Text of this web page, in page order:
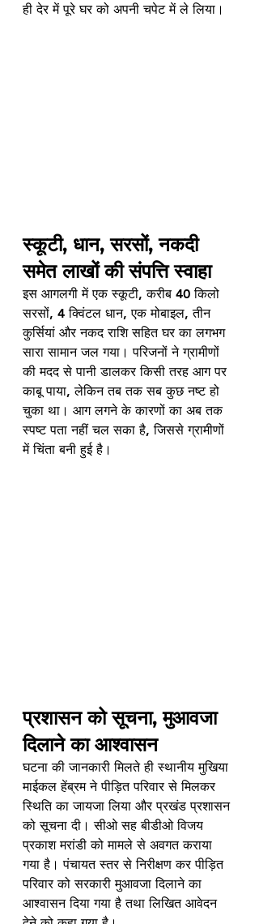
ही देर में पूरे घर को अपनी चपेट में ले लिया।
स्कूटी, धान, सरसों, नकदी
समेत लाखों की संपत्ति स्वाहा
इस आगलगी में एक स्कूटी, करीब 40 किलो
सरसों, 4 क्विंटल धान, एक मोबाइल, तीन
कुर्सियां और नकद राशि सहित घर का लगभग
सारा सामान जल गया। परिजनों ने ग्रामीणों
की मदद से पानी डालकर किसी तरह आग पर
काबू पाया, लेकिन तब तक सब कुछ नष्ट हो
चुका था। आग लगने के कारणों का अब तक
स्पष्ट पता नहीं चल सका है, जिससे ग्रामीणों
में चिंता बनी हुई है।
प्रशासन को सूचना, मुआवजा
दिलाने का आश्वासन
घटना की जानकारी मिलते ही स्थानीय मुखिया
माईकल हेंब्रम ने पीड़ित परिवार से मिलकर
स्थिति का जायजा लिया और प्रखंड प्रशासन
को सूचना दी। सीओ सह बीडीओ विजय
प्रकाश मरांडी को मामले से अवगत कराया
गया है। पंचायत स्तर से निरीक्षण कर पीड़ित
परिवार को सरकारी मुआवजा दिलाने का
आश्वासन दिया गया है तथा लिखित आवेदन